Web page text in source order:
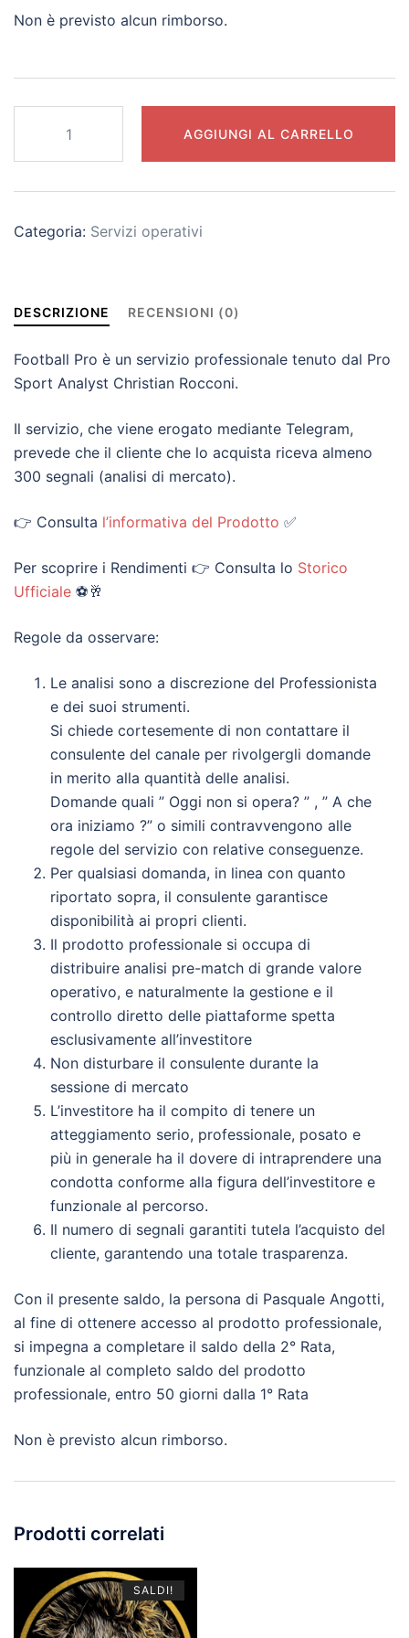
Non è previsto alcun rimborso.
2.0
[Rata
quantità
AGGIUNGI AL CARRELLO
Categoria: Servizi operativi
DESCRIZIONE RECENSIONI (0)
Football Pro è un servizio professionale tenuto dal Pro
Sport Analyst Christian Rocconi.
Il servizio, che viene erogato mediante Telegram,
prevede che il cliente che lo acquista riceva almeno
300 segnali (analisi di mercato).
👉 Consulta l’informativa del Prodotto ✅
Per scoprire i Rendimenti 👉 Consulta lo Storico
Ufficiale ⚽🥂
Regole da osservare:
Le analisi sono a discrezione del Professionista
e dei suoi strumenti.
Si chiede cortesemente di non contattare il
consulente del canale per rivolgergli domande
in merito alla quantità delle analisi.
Domande quali ” Oggi non si opera? ” , ” A che
ora iniziamo ?” o simili contravvengono alle
regole del servizio con relative conseguenze.
Per qualsiasi domanda, in linea con quanto
riportato sopra, il consulente garantisce
disponibilità ai propri clienti.
Il prodotto professionale si occupa di
distribuire analisi pre-match di grande valore
operativo, e naturalmente la gestione e il
controllo diretto delle piattaforme spetta
esclusivamente all’investitore
Non disturbare il consulente durante la
sessione di mercato
L’investitore ha il compito di tenere un
atteggiamento serio, professionale, posato e
più in generale ha il dovere di intraprendere una
condotta conforme alla figura dell’investitore e
funzionale al percorso.
Il numero di segnali garantiti tutela l’acquisto del
cliente, garantendo una totale trasparenza.
Con il presente saldo, la persona di Pasquale Angotti,
al fine di ottenere accesso al prodotto professionale,
si impegna a completare il saldo della 2° Rata,
funzionale al completo saldo del prodotto
professionale, entro 50 giorni dalla 1° Rata
Non è previsto alcun rimborso.
Prodotti correlati
SALDI!